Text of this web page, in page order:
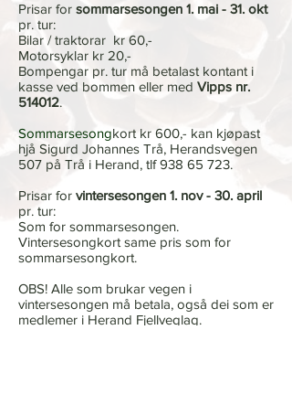
Prisar for sommarsesongen 1. mai - 31. okt
pr. tur:
Bilar / traktorar kr 60,-
Motorsyklar kr 20,-
Bompengar pr. tur må betalast kontant i
kasse ved bommen eller med Vipps nr.
514012.
Sommarsesongkort kr 600,- kan kjøpast
hjå Sigurd Johannes Trå, Herandsvegen
507 på Trå i Herand, tlf938 65 723.
Prisar for vintersesongen 1. nov - 30. april
pr. tur:
Som for sommarsesongen.
Vintersesongkort same pris som for
sommarsesongkort.
OBS! Alle som brukar vegen i
vintersesongen må betala, også dei som er
medlemer i Herand Fjellveglag.